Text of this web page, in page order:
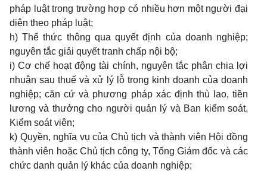
pháp luật trong trường hợp có nhiều hơn một người đại
diện theo pháp luật;
h) Thể thức thông qua quyết định của doanh nghiệp;
nguyên tắc giải quyết tranh chấp nội bộ;
i) Cơ chế hoạt động tài chính, nguyên tắc phân chia lợi
nhuận sau thuế và xử lý lỗ trong kinh doanh của doanh
nghiệp; căn cứ và phương pháp xác định thù lao, tiền
lương và thưởng cho người quản lý và Ban kiểm soát,
Kiểm soát viên;
k) Quyền, nghĩa vụ của Chủ tịch và thành viên Hội đồng
thành viên hoặc Chủ tịch công ty, Tổng Giám đốc và các
chức danh quản lý khác của doanh nghiệp;